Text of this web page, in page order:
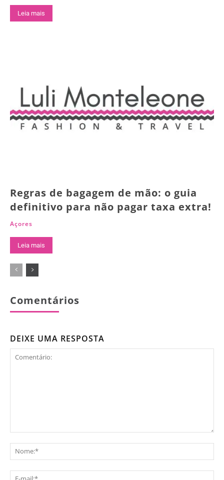
Leia mais
Regras de bagagem de mão: o guia
definitivo para não pagar taxa extra!
Açores
Leia mais
Comentários
DEIXE UMA RESPOSTA